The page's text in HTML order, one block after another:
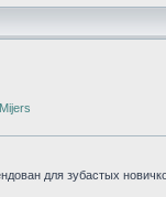
Mijers
для зубастых